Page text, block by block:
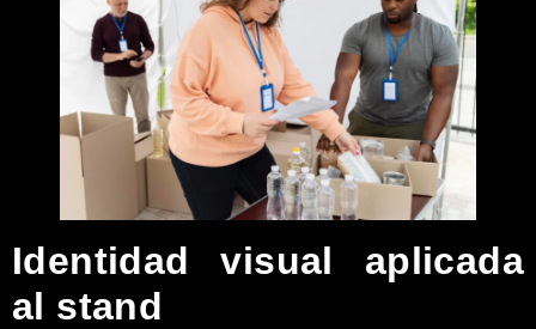
Identidad visual aplicada
al stand